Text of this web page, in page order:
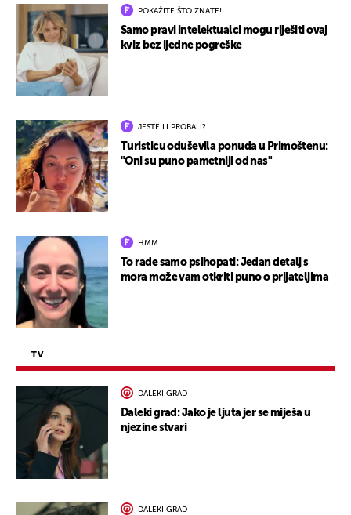
POKAŽITE ŠTO ZNATE!
Samo pravi intelektualci mogu riješiti ovaj
kviz bez ijedne pogreške
JESTE LI PROBALI?
Turisticu oduševila ponuda u Primoštenu:
"Oni su puno pametniji od nas"
HMM…
To rade samo psihopati: Jedan detalj s
mora može vam otkriti puno o prijateljima
TV
DALEKI GRAD
Daleki grad: Jako je ljuta jer se miješa u
njezine stvari
DALEKI GRAD